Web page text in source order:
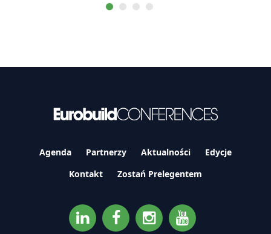
Agenda Partnerzy Aktualności
Edycje
Kontakt
Zostań Prelegentem